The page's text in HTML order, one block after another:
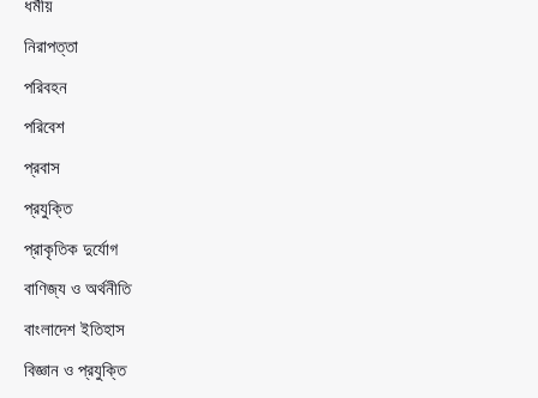
ধর্মীয়
নিরাপত্তা
পরিবহন
পরিবেশ
প্রবাস
প্রযুক্তি
প্রাকৃতিক দুর্যোগ
বাণিজ্য ও অর্থনীতি
বাংলাদেশ ইতিহাস
বিজ্ঞান ও প্রযুক্তি